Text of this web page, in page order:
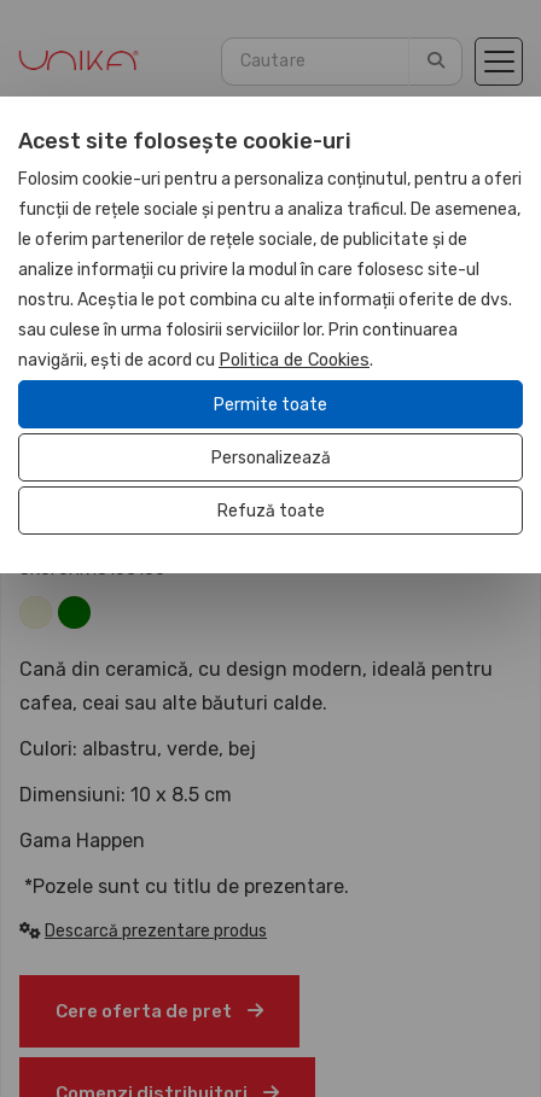
Acasă HAPP:EN
Cana Racco, ceramica,
albastru
SKU: UNK18103160
Cană din ceramică, cu design modern, ideală pentru
cafea, ceai sau alte băuturi calde.
Culori: albastru, verde, bej
Dimensiuni: 10 x 8.5 cm
Gama Happen
*Pozele sunt cu titlu de prezentare.
Descarcă prezentare produs
Cere oferta de pret
Acest site folosește cookie-uri
Folosim cookie-uri pentru a personaliza conținutul, pentru a oferi
funcții de rețele sociale și pentru a analiza traficul. De asemenea,
le oferim partenerilor de rețele sociale, de publicitate și de
analize informații cu privire la modul în care folosesc site-ul
nostru. Aceștia le pot combina cu alte informații oferite de dvs.
sau culese în urma folosirii serviciilor lor. Prin continuarea
navigării, ești de acord cu Politica de Cookies.
Permite toate
Personalizează
Refuză toate